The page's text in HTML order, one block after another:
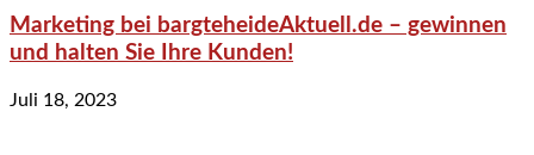
Marketing bei bargteheideAktuell.de – gewinnen
und halten Sie Ihre Kunden!
Juli 18, 2023